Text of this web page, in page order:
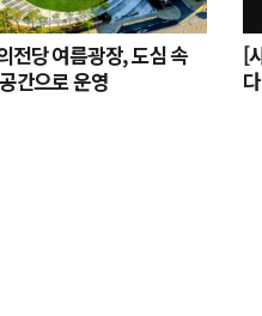
전당 여름광장, 도심 속
간으로 운영
[
다